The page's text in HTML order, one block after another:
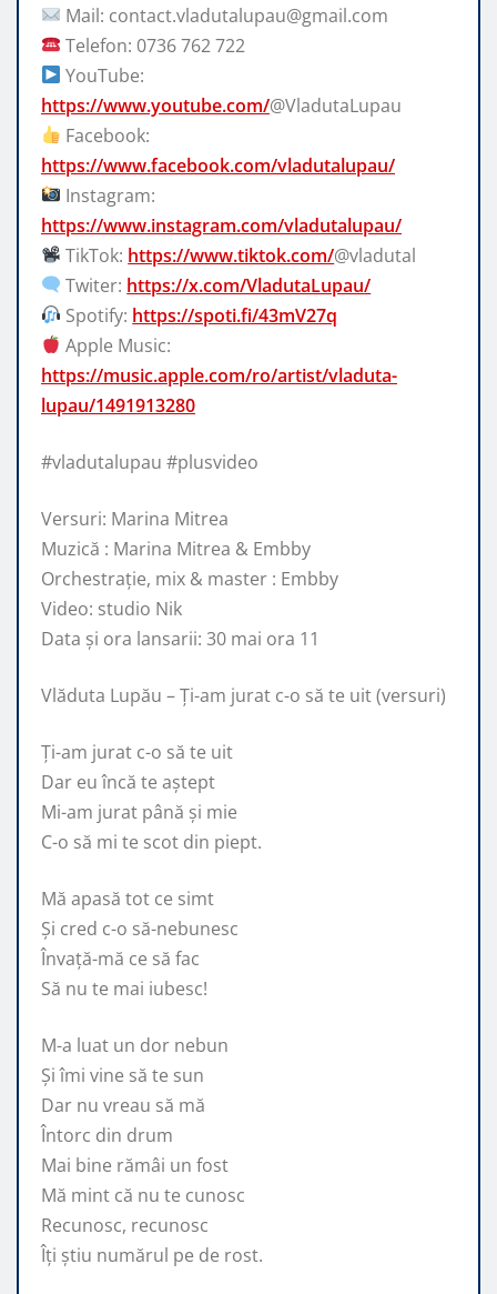
Mail: contact.vladutalupau@gmail.com
Telefon: 0736 762 722
YouTube:
https://www.youtube.com/@VladutaLupau
Facebook:
https://www.facebook.com/vladutalupau/
Instagram:
https://www.instagram.com/vladutalupau/
TikTok: https://www.tiktok.com/@vladutal
Twiter: https://x.com/VladutaLupau/
Spotify: https://spoti.fi/43mV27q
Apple Music:
https://music.apple.com/ro/artist/vladuta-
lupau/1491913280
#vladutalupau #plusvideo
Versuri: Marina Mitrea
Muzică : Marina Mitrea & Embby
Orchestrație, mix & master : Embby
Video: studio Nik
Data și ora lansarii: 30 mai ora 11
Vlăduta Lupău – Ți-am jurat c-o să te uit (versuri)
Ți-am jurat c-o să te uit
Dar eu încă te aștept
Mi-am jurat până și mie
C-o să mi te scot din piept.
Mă apasă tot ce simt
Și cred c-o să-nebunesc
Învață-mă ce să fac
Să nu te mai iubesc!
M-a luat un dor nebun
Și îmi vine să te sun
Dar nu vreau să mă
Întorc din drum
Mai bine rămâi un fost
Mă mint că nu te cunosc
Recunosc, recunosc
Îți știu numărul pe de rost.